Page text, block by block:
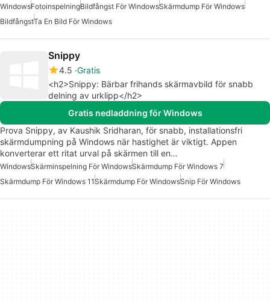
WindowsFotoinspelningBildfångst För WindowsSkärmdump För Windows
BildfångstTa En Bild För Windows
Snippy
4.5 Gratis
<h2>Snippy: Bärbar frihands skärmavbild för snabb
delning av urklipp</h2>
Gratis nedladdning för Windows
Prova Snippy, av Kaushik Sridharan, för snabb, installationsfri
skärmdumpning på Windows när hastighet är viktigt. Appen
konverterar ett ritat urval på skärmen till en…
WindowsSkärminspelning För WindowsSkärmdump För Windows 7
Skärmdump För Windows 11Skärmdump För WindowsSnip För Windows